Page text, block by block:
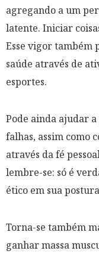
agregando a um
latente. Iniciar
Esse vigor também
saúde através de
esportes.
Pode ainda ajudar
falhas, assim como
através da fé
lembre-se: só é
ético em sua
Torna-se também
ganhar massa